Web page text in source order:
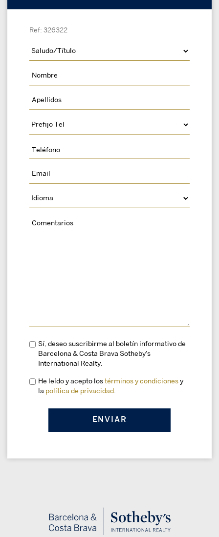
Ref: 326322
Sí, deseo suscribirme al boletín informativo de
Barcelona & Costa Brava Sotheby's
International Realty.
He leído y acepto los términos y condiciones y
la política de privacidad